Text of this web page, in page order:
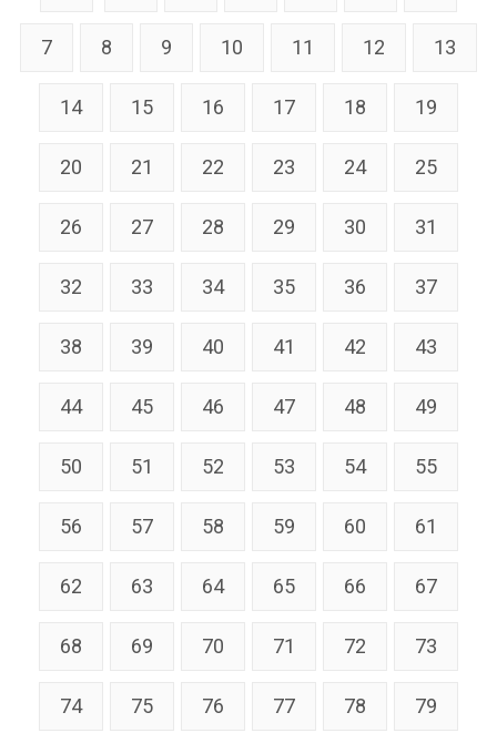
7 8 9 10 11 12 13
14 15 16 17 18 19
20 21 22 23 24 25
26 27 28 29 30 31
32 33 34 35 36 37
38 39 40 41 42 43
44 45 46 47 48 49
50 51 52 53 54 55
56 57 58 59 60 61
62 63 64 65 66 67
68 69 70 71 72 73
74 75 76 77 78 79